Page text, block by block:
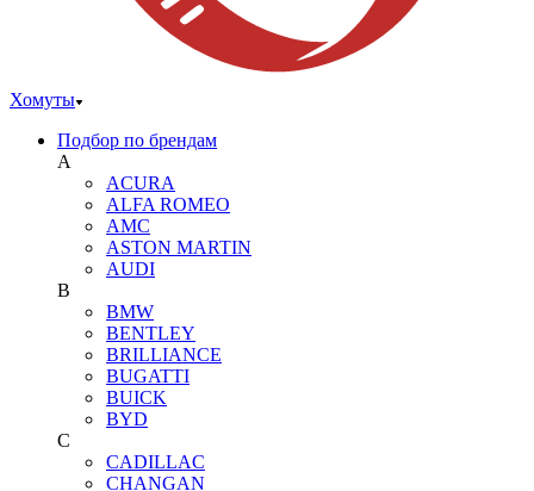
Хомуты
Подбор по брендам
A
ACURA
ALFA ROMEO
AMC
ASTON MARTIN
AUDI
B
BMW
BENTLEY
BRILLIANCE
BUGATTI
BUICK
BYD
C
CADILLAC
CHANGAN